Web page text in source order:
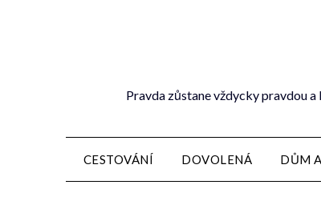
Pravda zůstane vždycky pravdou a
CESTOVÁNÍ DOVOLENÁ DŮM